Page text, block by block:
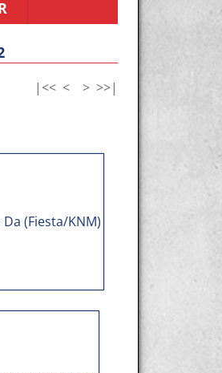
|<< < > >>|